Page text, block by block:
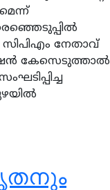
സിപിഎം നേതാവ്
കേസെടുത്താല്‍